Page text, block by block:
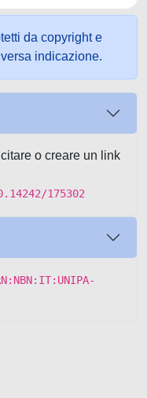
da copyright e
indicazione.
o creare un link
175302